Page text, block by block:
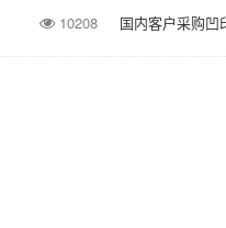
10208 国内客户采购凹